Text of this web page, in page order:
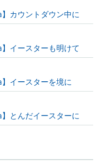
カウントダウン中に
イースターも明けて
イースターを境に
とんだイースターに